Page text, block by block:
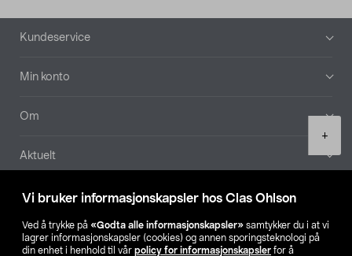
Vi bruker informasjonskapsler hos Clas Ohlson
Ved å trykke på «Godta alle informasjonskapsler» samtykker du i at vi
lagrer informasjonskapsler (cookies) og annen sporingsteknologi på
din enhet i henhold til vår policy for informasjonskapsler for å
+
Bunntekst
Kundeservice
Min konto
Om
Aktuelt
Våre selskaper
Finn din butikk